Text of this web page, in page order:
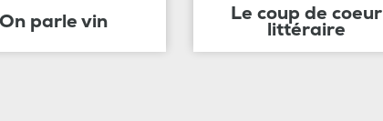
On parle vin Le coup de coeur
littéraire